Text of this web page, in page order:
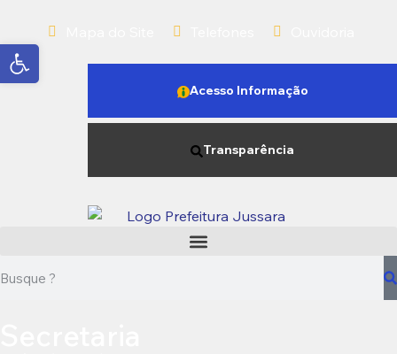
Acesso Informação
Transparência
Abrir a barra de ferramentas